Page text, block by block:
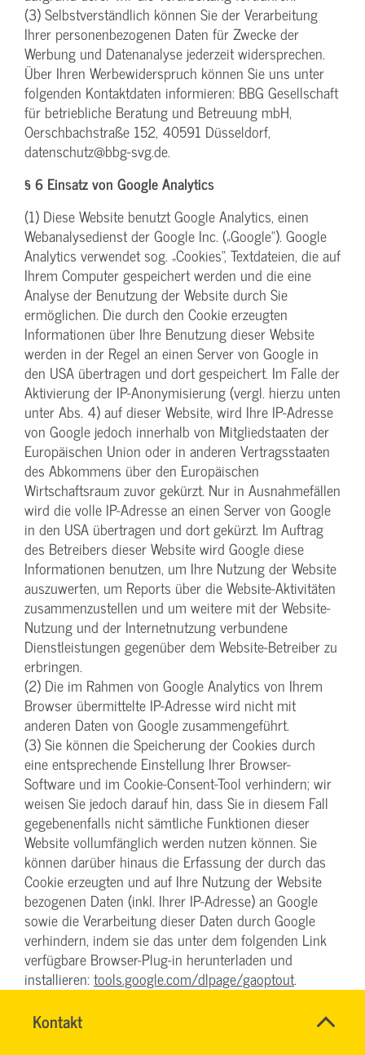
Kontakt
TEAM
Name*
(3) Selbstverständlich können Sie der Verarbeitung
Ihrer personenbezogenen Daten für Zwecke der
Werbung und Datenanalyse jederzeit widersprechen.
Über Ihren Werbewiderspruch können Sie uns unter
folgenden Kontaktdaten informieren: BBG Gesellschaft
für betriebliche Beratung und Betreuung mbH,
Oerschbachstraße 152, 40591 Düsseldorf,
datenschutz@bbg-svg.de.
§ 6 Einsatz von Google Analytics
(1) Diese Website benutzt Google Analytics, einen
Webanalysedienst der Google Inc. („Google“). Google
Analytics verwendet sog. „Cookies“, Textdateien, die auf
Ihrem Computer gespeichert werden und die eine
Analyse der Benutzung der Website durch Sie
ermöglichen. Die durch den Cookie erzeugten
Informationen über Ihre Benutzung dieser Website
werden in der Regel an einen Server von Google in
den USA übertragen und dort gespeichert. Im Falle der
Aktivierung der IP-Anonymisierung (vergl. hierzu unten
unter Abs. 4) auf dieser Website, wird Ihre IP-Adresse
von Google jedoch innerhalb von Mitgliedstaaten der
Europäischen Union oder in anderen Vertragsstaaten
des Abkommens über den Europäischen
Wirtschaftsraum zuvor gekürzt. Nur in Ausnahmefällen
wird die volle IP-Adresse an einen Server von Google
in den USA übertragen und dort gekürzt. Im Auftrag
des Betreibers dieser Website wird Google diese
Informationen benutzen, um Ihre Nutzung der Website
auszuwerten, um Reports über die Website-Aktivitäten
zusammenzustellen und um weitere mit der Website-
Nutzung und der Internetnutzung verbundene
Dienstleistungen gegenüber dem Website-Betreiber zu
erbringen.
(2) Die im Rahmen von Google Analytics von Ihrem
Browser übermittelte IP-Adresse wird nicht mit
anderen Daten von Google zusammengeführt.
(3) Sie können die Speicherung der Cookies durch
eine entsprechende Einstellung Ihrer Browser-
Software und im Cookie-Consent-Tool verhindern; wir
weisen Sie jedoch darauf hin, dass Sie in diesem Fall
gegebenenfalls nicht sämtliche Funktionen dieser
Website vollumfänglich werden nutzen können. Sie
können darüber hinaus die Erfassung der durch das
Cookie erzeugten und auf Ihre Nutzung der Website
bezogenen Daten (inkl. Ihrer IP-Adresse) an Google
sowie die Verarbeitung dieser Daten durch Google
verhindern, indem sie das unter dem folgenden Link
verfügbare Browser-Plug-in herunterladen und
installieren: tools.google.com/dlpage/gaoptout.
Erweiterung „_anonymizeIp()“. Dadurch werden IP-